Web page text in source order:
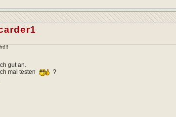
gut an.
mal testen
?